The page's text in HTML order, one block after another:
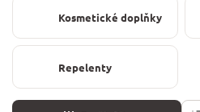
Kosmetické doplňky
Repelenty